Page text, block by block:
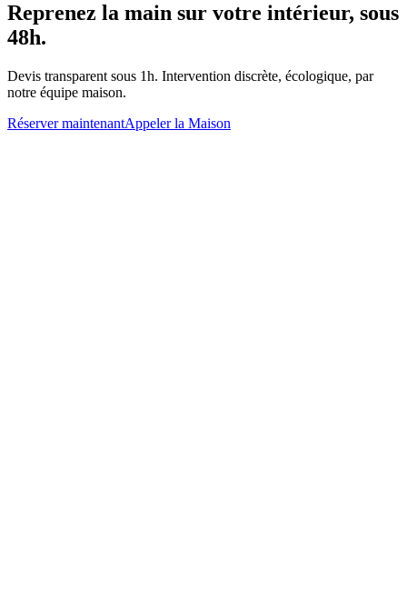
Reprenez la main sur votre intérieur, sous
48h.
Devis transparent sous 1h. Intervention discrète, écologique, par
notre équipe maison.
Réserver maintenantAppeler la Maison